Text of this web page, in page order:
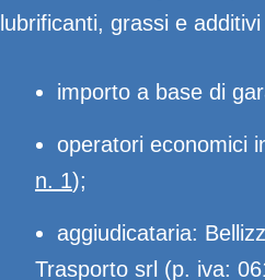
lubrificanti, grassi e
importo a base di
operatori economici
n. 1);
aggiudicataria:
Trasporto srl (p. iva: